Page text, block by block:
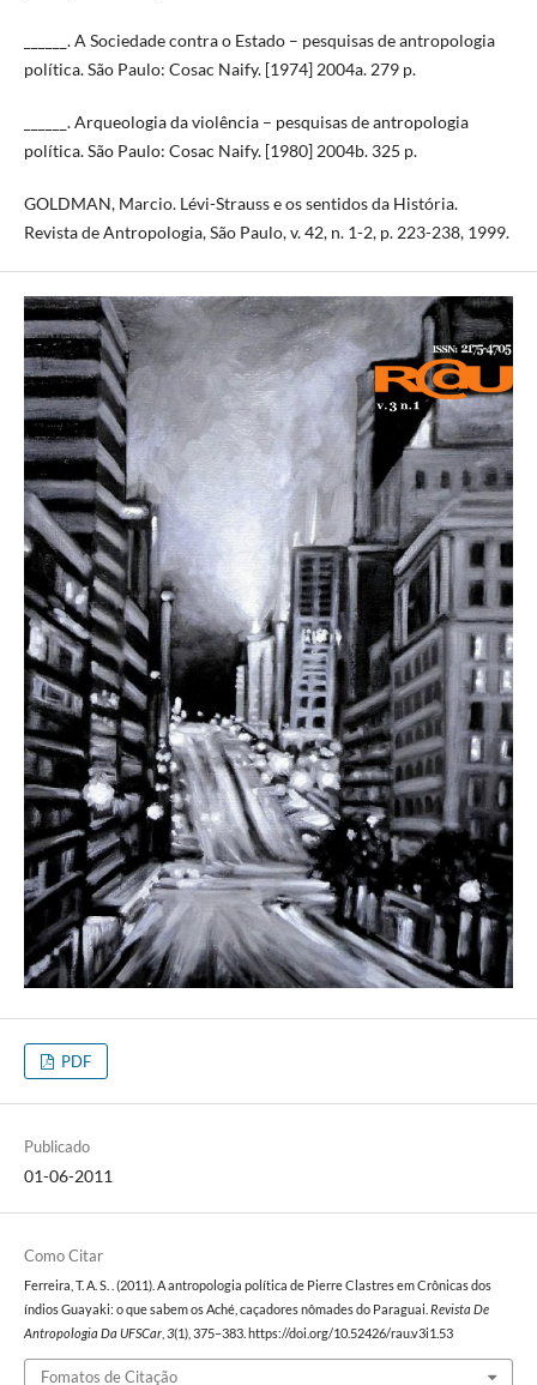
______. A Sociedade contra o Estado – pesquisas de antropologia
política. São Paulo: Cosac Naify. [1974] 2004a. 279 p.
______. Arqueologia da violência – pesquisas de antropologia
política. São Paulo: Cosac Naify. [1980] 2004b. 325 p.
GOLDMAN, Marcio. Lévi-Strauss e os sentidos da História.
Revista de Antropologia, São Paulo, v. 42, n. 1-2, p. 223-238, 1999.
PDF
Publicado
01-06-2011
Como Citar
Ferreira, T. A. S. . (2011). A antropologia política de Pierre Clastres em Crônicas dos
índios Guayaki: o que sabem os Aché, caçadores nômades do Paraguai. Revista De
Antropologia Da UFSCar, 3(1), 375–383. https://doi.org/10.52426/rau.v3i1.53
Fomatos de Citação